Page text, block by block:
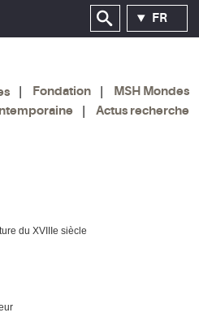
FR
Fondation
MSH Mondes
Actus recherche
du XVIIIe siècle